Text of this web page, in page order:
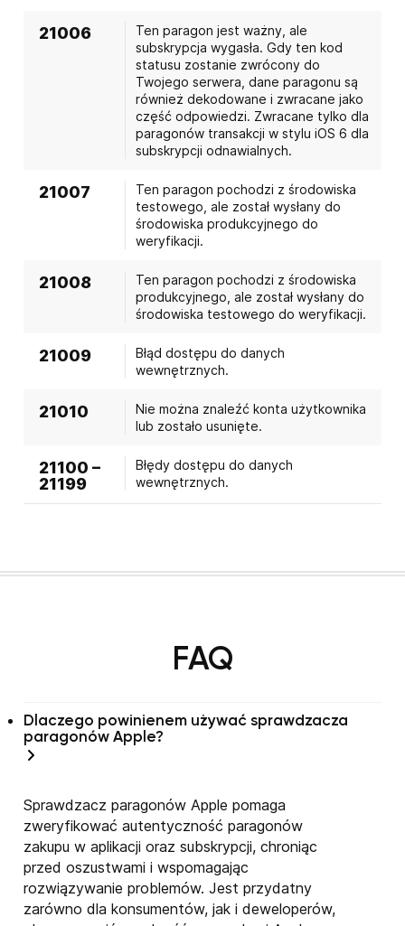
21006
Ten paragon jest ważny, ale
subskrypcja wygasła. Gdy ten kod
statusu zostanie zwrócony do
Twojego serwera, dane paragonu są
również dekodowane i zwracane jako
część odpowiedzi. Zwracane tylko dla
paragonów transakcji w stylu iOS 6 dla
subskrypcji odnawialnych.
21007
Ten paragon pochodzi z środowiska
testowego, ale został wysłany do
środowiska produkcyjnego do
weryfikacji.
21008
Ten paragon pochodzi z środowiska
produkcyjnego, ale został wysłany do
środowiska testowego do weryfikacji.
21009
Błąd dostępu do danych
wewnętrznych.
21010
Nie można znaleźć konta użytkownika
lub zostało usunięte.
21100 –
21199
Błędy dostępu do danych
wewnętrznych.
FAQ
Dlaczego powinienem używać sprawdzacza
paragonów Apple?
Sprawdzacz paragonów Apple pomaga
zweryfikować autentyczność paragonów
zakupu w aplikacji oraz subskrypcji, chroniąc
przed oszustwami i wspomagając
rozwiązywanie problemów. Jest przydatny
zarówno dla konsumentów, jak i deweloperów,